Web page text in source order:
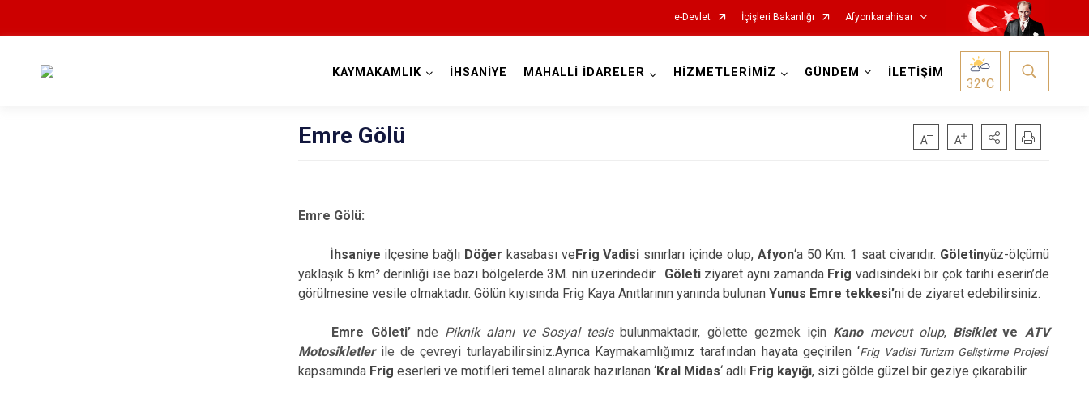
e-Devlet İçişleri Bakanlığı Afyonkarahisar
Bayat
Bolvadin
Çobanlar
Dazkırı
İhsaniye
İscehisar
Sandıklı
Şuhut
KAYMAKAMLIK İHSANİYE MAHALLİ İDARELER HİZMETLERİMİZ GÜNDEM İLETİŞİM
32°C
Emre Gölü
Emre Gölü:
İhsaniye ilçesine bağlı Döğer kasabası veFrig Vadisi sınırları içinde olup, Afyon‘a 50 Km. 1 saat civarıdır. Göletinyüz-ölçümü
yaklaşık 5 km² derinliği ise bazı bölgelerde 3M. nin üzerindedir. Göletiziyaret aynı zamanda Frig vadisindeki bir çok tarihi eserin’de
görülmesine vesile olmaktadır.Gölün kıyısında Frig Kaya Anıtlarının yanında bulunanYunus Emre tekkesi’ni de ziyaret edebilirsiniz.
Emre Göleti’ nde Piknik alanı ve Sosyal tesisbulunmaktadır, gölette gezmek için Kano mevcut olup, Bisikletve ATV
Motosikletlerile de çevreyi turlayabilirsiniz.Ayrıca Kaymakamlığımız tarafından hayata geçirilen ‘Frig Vadisi Turizm Geliştirme Projesi‘
kapsamında Frig eserleri ve motifleri temel alınarak hazırlanan ‘Kral Midas‘ adlı Frig kayığı, sizi gölde güzel bir geziye çıkarabilir.